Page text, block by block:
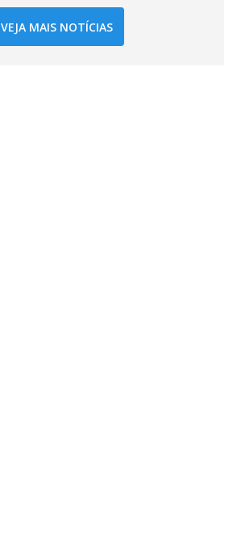
VEJA MAIS NOTÍCIAS